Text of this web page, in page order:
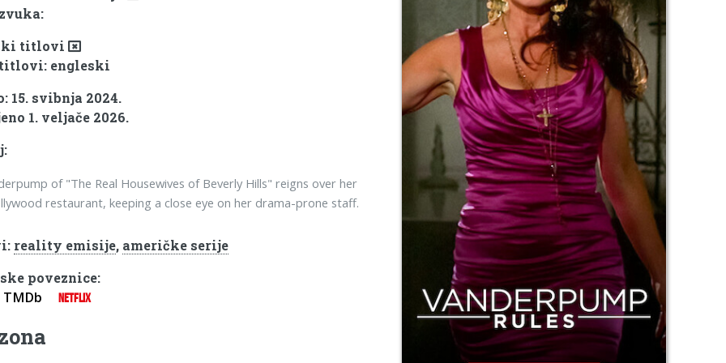
titlovi
engleski
15. svibnja 2024.
1. veljače 2026.
of "The Real Housewives of Beverly Hills" reigns over her
restaurant, keeping a close eye on her drama-prone staff.
reality emisije, američke serije
poveznice:
TMDb NETFLIX